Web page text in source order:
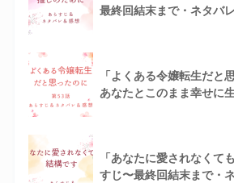
最終回結末まで・ネタバ
「よくある令嬢転生だと
あなたとこのまま幸せに
「あなたに愛されなくて
すじ〜最終回結末まで・